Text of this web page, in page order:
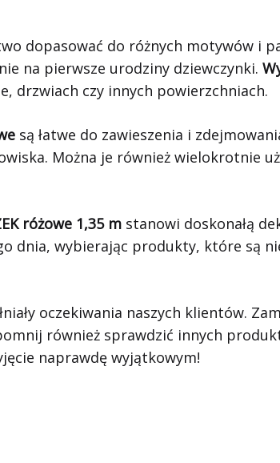
dopasować do różnych motywów i
na pierwsze urodziny dziewczynki.
drzwiach czy innych powierzchniach.
są łatwe do zawieszenia i
Można je również wielokrotnie
różowe 1,35 m stanowi doskonałą
dnia, wybierając produkty, które są
oczekiwania naszych klientów.
również sprawdzić innych
naprawdę wyjątkowym!